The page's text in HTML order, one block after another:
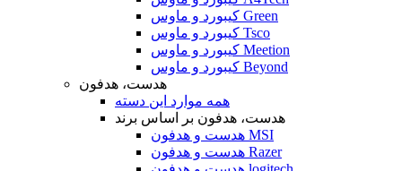
کیبورد و ماوس Green
کیبورد و ماوس Tsco
کیبورد و ماوس Meetion
کیبورد و ماوس Beyond
هدست، هدفون
همه موارد این دسته
هدست، هدفون بر اساس برند
هدست و هدفون MSI
هدست و هدفون Razer